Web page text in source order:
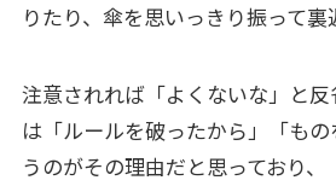
りたり、傘を思いっきり振って裏
注意されれば「よくないな」と
は「ルールを破ったから」「も
うのがその理由だと思っており